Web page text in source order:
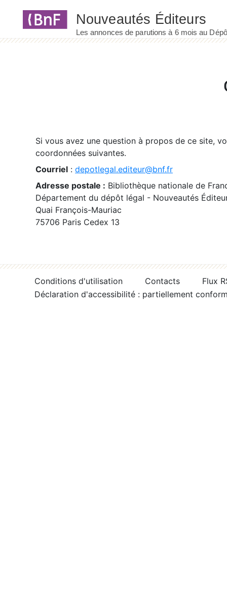
Si vous avez une question à propos de ce site,
coordonnées suivantes.
Courriel : depotlegal.editeur@bnf.fr
Adresse postale : Bibliothèque nationale de
Département du dépôt légal - Nouveautés
Quai François-Mauriac
75706 Paris Cedex 13
Conditions d'utilisation Contacts
Flux
Déclaration d'accessibilité : partiellement